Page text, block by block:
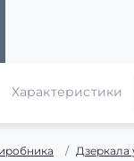
Дзеркала
Характеристики